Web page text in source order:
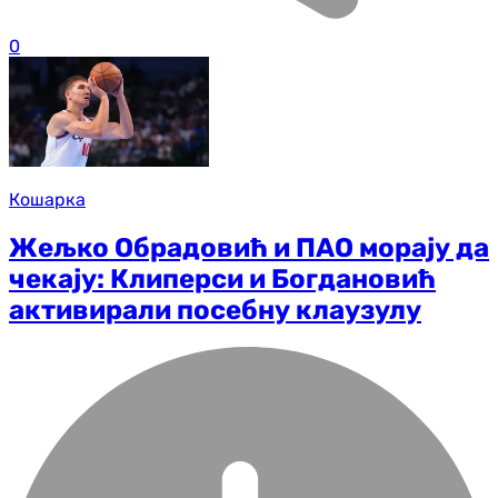
0
Кошарка
Жељко Обрадовић и ПАО морају да
чекају: Клиперси и Богдановић
активирали посебну клаузулу